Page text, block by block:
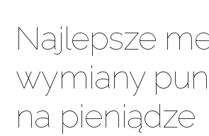
Najlepsze
wymiany
na pieniądze